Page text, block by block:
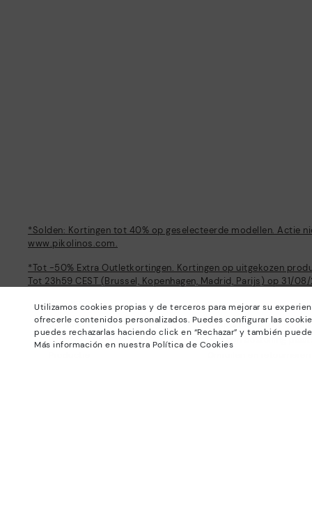
Utilizamos cookies propias y de terceros para mejorar su
ofrecerle contenidos personalizados. Puedes configurar las
puedes rechazarlas haciendo click en “Rechazar” y también
Más información en nuestra Política de Cookies
*Solden: Kortingen tot 40% op geselecteerde modellen. Actie
www.pikolinos.com.
*Tot -50% Extra Outletkortingen. Kortingen op uitgekozen
Tot 23h59 CEST (Brussel, Kopenhagen, Madrid, Parijs) op 31/
Over Pikolinos
Universum
Blog
Hulp
Supportcentrum
Hoe een bestelling